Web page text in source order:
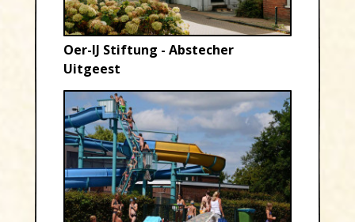
Oer-IJ Stiftung - Abstecher
Uitgeest